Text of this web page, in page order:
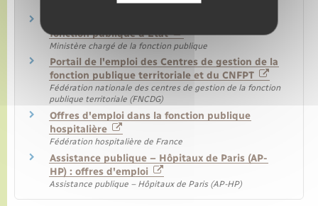
hospitalier (ANFH)
fonction publique d'État
Ministère chargé de la fonction publique
Portail de l'emploi des Centres de gestion de la
fonction publique territoriale et du CNFPT
Fédération nationale des centres de gestion de la fonction
publique territoriale (FNCDG)
Offres d'emploi dans la fonction publique
hospitalière
Fédération hospitalière de France
Assistance publique – Hôpitaux de Paris (AP-
HP) : offres d'emploi
Assistance publique – Hôpitaux de Paris (AP-HP)